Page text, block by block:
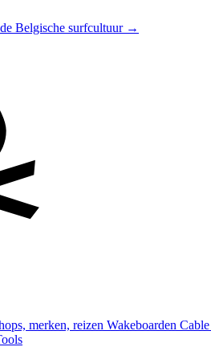
Belgische surfcultuur →
merken, reizen Wakeboarden